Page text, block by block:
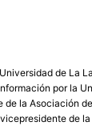
de La
por la
de la Asociación
de la